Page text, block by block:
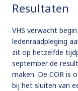
Resultaten
VHS verwacht
ledenraadpleging
zit op hetzelfde
september de
maken. De COR is
bij het sluiten van